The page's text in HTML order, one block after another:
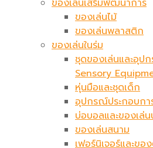
ของเล่นไม้
ของเล่นพลาสติก
ของเล่นในร่ม
ชุดของเล่นและอุป
Sensory
หุ่นมือและชุดเด็ก
อุปกรณ์ประกอบกา
บ่อบอลและของเล่
ของเล่นสนาม
เฟอร์นิเจอร์และข